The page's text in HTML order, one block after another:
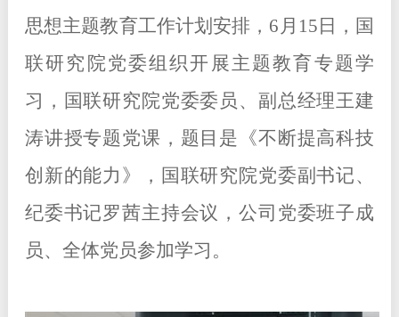
思想主题教育工作计划安排，6月15日，国
联研究院党委组织开展主题教育专题学
习，国联研究院党委委员、副总经理王建
涛讲授专题党课，题目是《不断提高科技
创新的能力》，国联研究院党委副书记、
纪委书记罗茜主持会议，公司党委班子成
员、全体党员参加学习。